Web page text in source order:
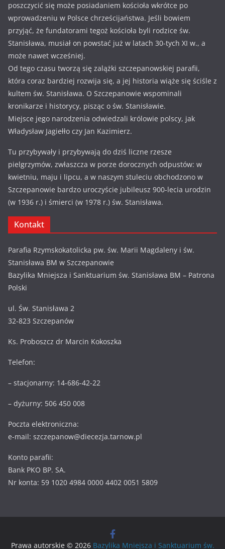
poszczycić się może posiadaniem kościoła wkrótce po
wprowadzeniu w Polsce chrześcijaństwa. Jeśli bowiem
przyjąć, że fundatorami tegoż kościoła byli rodzice św.
Stanisława, musiał on powstać już w latach 30-tych XI w., a
może nawet wcześniej.
Od tego czasu tworzą się zalążki szczepanowskiej parafii,
która coraz bardziej rozwija się, a jej historia wiąże się ściśle z
kultem św. Stanisława. O Szczepanowie wspominali
kronikarze i historycy, pisząc o św. Stanisławie.
Miejsce jego narodzenia odwiedzali królowie polscy, jak
Władysław Jagiełło czy Jan Kazimierz.
Tu przybywały i przybywają do dziś liczne rzesze
pielgrzymów, zwłaszcza w porze dorocznych odpustów: w
kwietniu, maju i lipcu, a w naszym stuleciu obchodzono w
Szczepanowie bardzo uroczyście jubileusz 900-lecia urodzin
(w 1936 r.) i śmierci (w 1978 r.) św. Stanisława.
Kontakt
Parafia Rzymskokatolicka pw. św. Marii Magdaleny i św.
Stanisława BM w Szczepanowie
Bazylika Mniejsza i Sanktuarium św. Stanisława BM – Patrona
Polski
ul. Św. Stanisława 2
32-823 Szczepanów
Ks. Proboszcz dr Marcin Kokoszka
Telefon:
– stacjonarny: 14-686-42-22
– dyżurny: 506 450 008
Poczta elektroniczna:
e-mail: szczepanow@diecezja.tarnow.pl
Konto parafii:
Bank PKO BP. SA.
Nr konta: 59 1020 4984 0000 4402 0051 5809
Prawa autorskie © 2026 Bazylika Mniejsza i Sanktuarium św.